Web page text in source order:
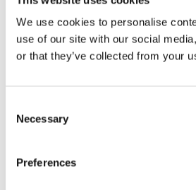
We use cookies to personalise
use of our site with our social
or that they’ve collected from your
Selection
Necessary
Preferences